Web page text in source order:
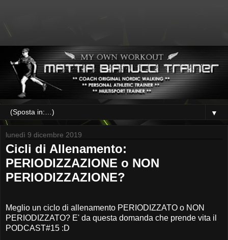
▼
lunedì 9 dicembre 2019
Cicli di Allenamento:
PERIODIZZAZIONE o NON
PERIODIZZAZIONE?
Meglio un ciclo di allenamento PERIODIZZATO o NON
PERIODIZZATO? E' da questa domanda che prende vita il
PODCAST#15 :D